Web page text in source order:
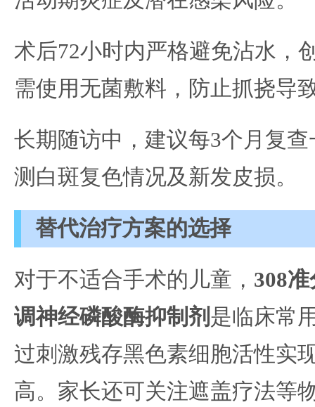
术后72小时内严格避免沾水，
需使用无菌敷料，防止抓挠导
长期随访中，建议每3个月复
测白斑复色情况及新发皮损。
替代治疗方案的选择
对于不适合手术的儿童， 308
调神经磷酸酶抑制剂 是临床常
过刺激残存黑色素细胞活性实
高。家长还可关注遮盖疗法等